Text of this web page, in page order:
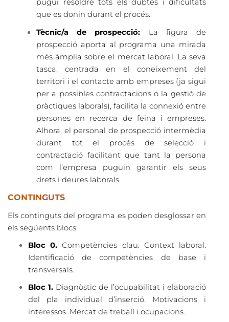
pugui resoldre tots els dubtes i dificultats
que es donin durant el procés.
Tècnic/a de prospecció: La figura de
prospecció aporta al programa una mirada
més àmplia sobre el mercat laboral. La seva
tasca, centrada en el coneixement del
territori i el contacte amb empreses (ja sigui
per a possibles contractacions o la gestió de
pràctiques laborals), facilita la connexió entre
persones en recerca de feina i empreses.
Alhora, el personal de prospecció intermèdia
durant tot el procés de selecció i
contractació facilitant que tant la persona
com l’empresa puguin garantir els seus
drets i deures laborals.
CONTINGUTS
Els continguts del programa es poden desglossar en
els següents blocs:
Bloc 0. Competències clau. Context laboral.
Identificació de competències de base i
transversals.
Bloc 1. Diagnòstic de l’ocupabilitat i elaboració
del pla individual d’inserció. Motivacions i
interessos. Mercat de treball i ocupacions.